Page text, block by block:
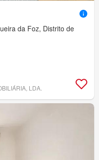
da Foz, Distrito de
LDA.